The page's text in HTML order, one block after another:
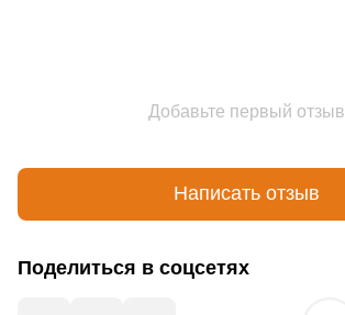
Добавьте первый отзыв
Написать отзыв
Поделиться в соцсетях